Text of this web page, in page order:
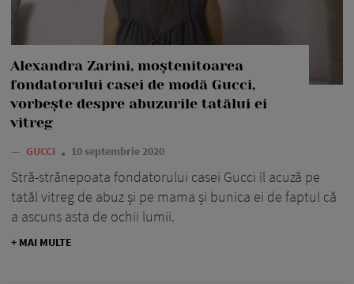
Alexandra Zarini, moștenitoarea
fondatorului casei de modă Gucci,
vorbește despre abuzurile tatălui ei
vitreg
— GUCCI 10 septembrie 2020
Stră-strănepoata fondatorului casei Gucci îl acuză pe
tatăl vitreg de abuz și pe mama și bunica ei de faptul că
a ascuns asta de ochii lumii.
+ MAI MULTE